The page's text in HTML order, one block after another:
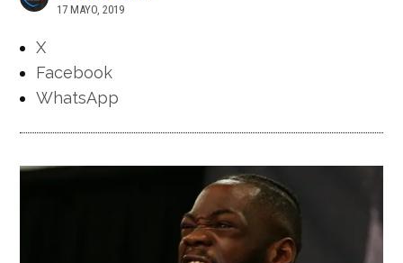
17 MAYO, 2019
X
Facebook
WhatsApp